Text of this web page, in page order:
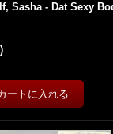
Sasha - Dat Sexy